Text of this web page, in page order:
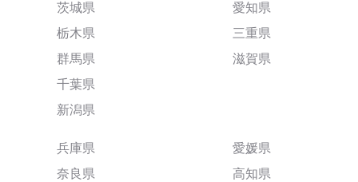
茨城県
栃木県
群馬県
千葉県
新潟県
愛知県
三重県
滋賀県
兵庫県
奈良県
愛媛県
高知県